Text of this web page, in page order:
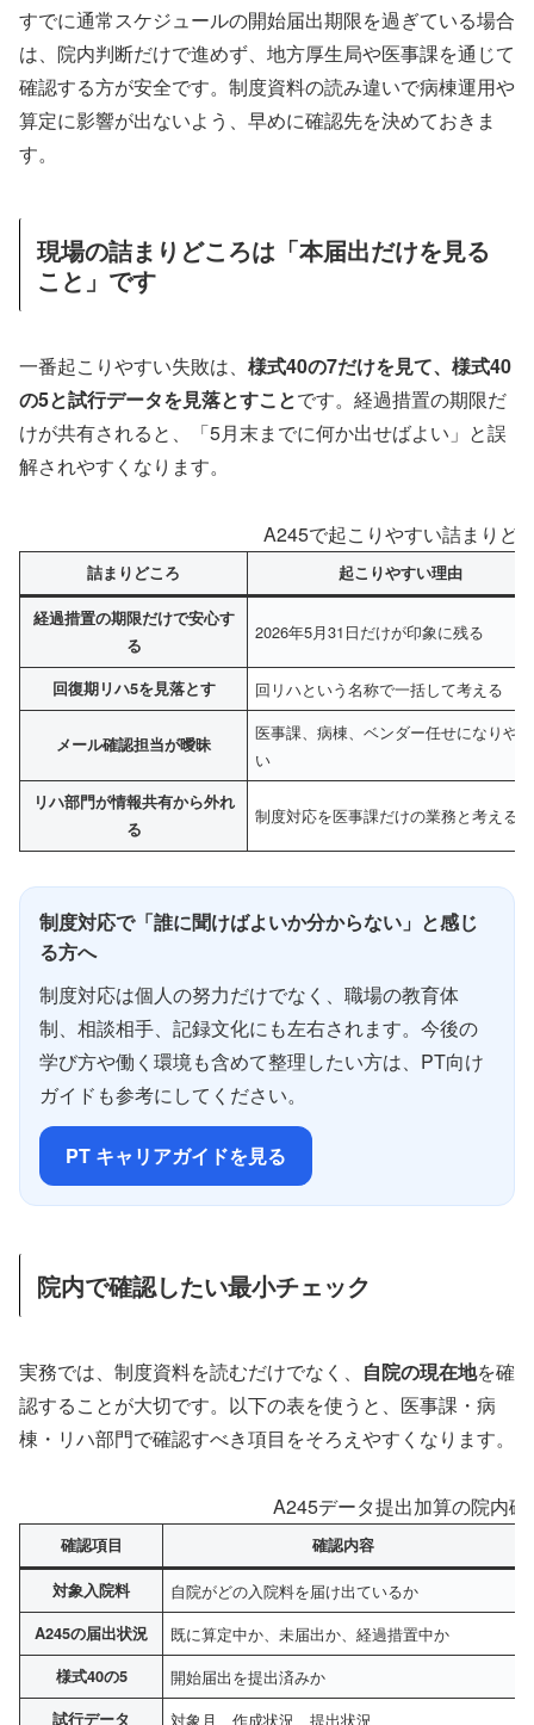
すでに通常スケジュールの開始届出期限を過ぎている場合
は、院内判断だけで進めず、地方厚生局や医事課を通じて
確認する方が安全です。制度資料の読み違いで病棟運用や
算定に影響が出ないよう、早めに確認先を決めておきま
す。
現場の詰まりどころは「本届出だけを見る
こと」です
一番起こりやすい失敗は、 様式40の7だけを見て、様式40
の5と試行データを見落とすことです。経過措置の期限だ
けが共有されると、「5月末までに何か出せばよい」と誤
解されやすくなります。
A245で起こりやすい詰まりど
詰まりどころ 起こりやすい理由
経過措置の期限だけで安心す
る
2026年5月31日だけが印象に残る
回復期リハ5を見落とす 回リハという名称で一括して考える
メール確認担当が曖昧
医事課、病棟、ベンダー任せになりやす
い
リハ部門が情報共有から外れ
る
制度対応を医事課だけの業務と考える
制度対応で「誰に聞けばよいか分からない」と感じ
る方へ
制度対応は個人の努力だけでなく、職場の教育体
制、相談相手、記録文化にも左右されます。今後の
学び方や働く環境も含めて整理したい方は、PT向け
ガイドも参考にしてください。
PT キャリアガイドを見る
院内で確認したい最小チェック
実務では、制度資料を読むだけでなく、 自院の現在地を確
認することが大切です。以下の表を使うと、医事課・病
棟・リハ部門で確認すべき項目をそろえやすくなります。
A245データ提出加算の院内
確認項目 確認内容
対象入院料 自院がどの入院料を届け出ているか
A245の届出状況 既に算定中か、未届出か、経過措置中か
様式40の5 開始届出を提出済みか
試行データ 対象月、作成状況、提出状況